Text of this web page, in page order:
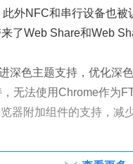
外NFC和串行设备也
了Web Share和Web
深色主题支持，优化深
无法使用Chrome作为
器附加组件的支持，减